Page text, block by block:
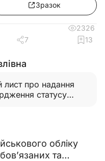
Зразок
2326
7 13
лист про надання
статусу
обліку
та